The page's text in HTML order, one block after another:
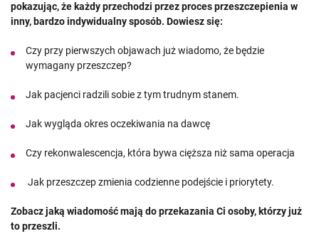
pokazując, że każdy przechodzi przez proces przeszczepienia w
inny, bardzo indywidualny sposób. Dowiesz się:
Czy przy pierwszych objawach już wiadomo, że będzie
wymagany przeszczep?
Jak pacjenci radzili sobie z tym trudnym stanem.
Jak wygląda okres oczekiwania na dawcę
Czy rekonwalescencja, która bywa cięższa niż sama operacja
Jak przeszczep zmienia codzienne podejście i priorytety.
Zobacz jaką wiadomość mają do przekazania Ci osoby, którzy już
to przeszli.